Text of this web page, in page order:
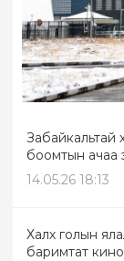
Забайкальтай
боомтын ачаа
14.05.26 18:13
Халх голын
баримтат